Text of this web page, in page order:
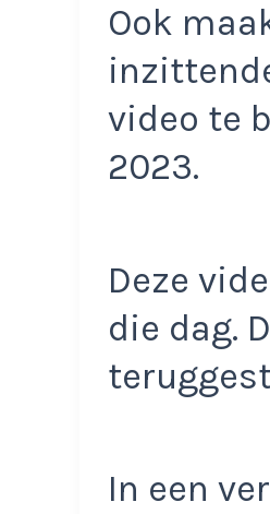
Ook
video te
2023.
Deze
die dag.
In een